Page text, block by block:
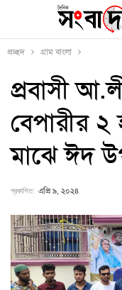
প্রচ্ছদ গ্রাম বাংলা
প্রবাসী
বেপারীর ২
মাঝে ঈদ
প্রকাশিত: এপ্রি ৯, ২০২৪